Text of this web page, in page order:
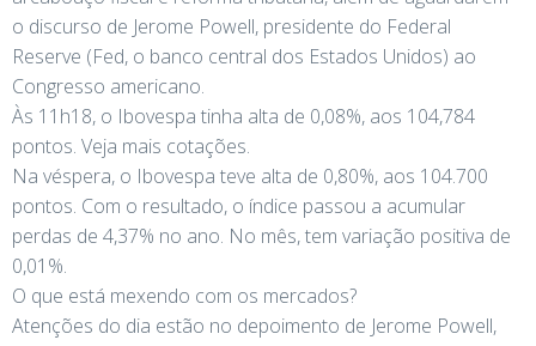
o discurso de Jerome Powell, presidente do Federal
Reserve (Fed, o banco central dos Estados Unidos) ao
Congresso americano.
Às 11h18, o Ibovespa tinha alta de 0,08%, aos 104,784
pontos. Veja mais cotações.
Na véspera, o Ibovespa teve alta de 0,80%, aos 104.700
pontos. Com o resultado, o índice passou a acumular
perdas de 4,37% no ano. No mês, tem variação positiva de
0,01%.
O que está mexendo com os mercados?
Atenções do dia estão no depoimento de Jerome Powell,